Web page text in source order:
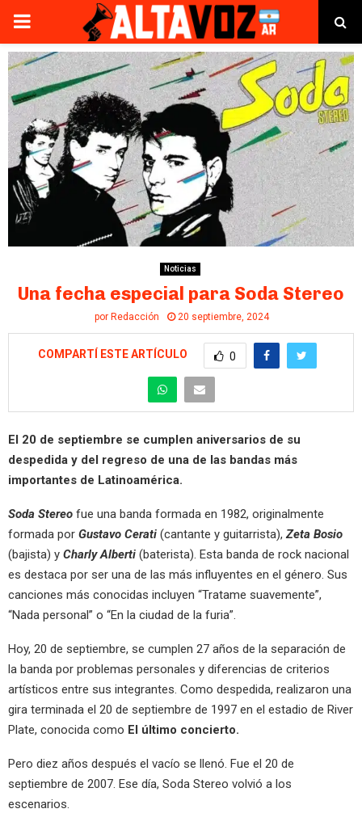
PRIMARY
MENU
Noticias
Una fecha especial para Soda Stereo
por Redacción 20 septiembre, 2024
COMPARTÍ ESTE ARTÍCULO 0
El 20 de septiembre se cumplen aniversarios de su
despedida y del regreso de una de las bandas más
importantes de Latinoamérica.
Soda Stereo fue una banda formada en 1982, originalmente
formada por Gustavo Cerati (cantante y guitarrista),Zeta Bosio
(bajista) y Charly Alberti (baterista). Esta banda de rock nacional
es destaca por ser una de las más influyentes en el género. Sus
canciones más conocidas incluyen “Tratame suavemente”,
“Nada personal” o “En la ciudad de la furia”.
Hoy, 20 de septiembre, se cumplen 27 años de la separación de
la banda por problemas personales y diferencias de criterios
artísticos entre sus integrantes. Como despedida, realizaron una
gira terminada el 20 de septiembre de 1997 en el estadio de River
Plate, conocida como El último concierto.
Pero diez años después el vacío se llenó. Fue el 20 de
septiembre de 2007. Ese día, Soda Stereo volvió a los
escenarios.